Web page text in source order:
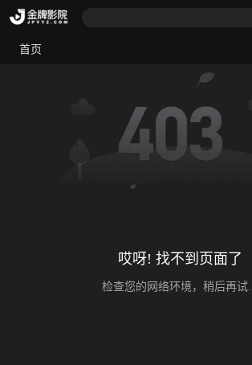
首页
哎呀! 找不到页面了
检查您的网络环境，稍后再试...